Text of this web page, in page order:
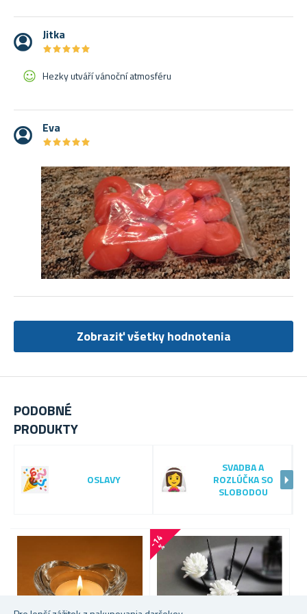
PODOBNÉ
PRODUKTY
OSLAVY
SVADBA A
ROZLÚČKA SO
SLOBODOU
-
1
4
%
Jitka
★★★★★
★★★★★
Hezky utváří vánoční atmosféru
Eva
★★★★★
★★★★★
Zobraziť všetky hodnotenia